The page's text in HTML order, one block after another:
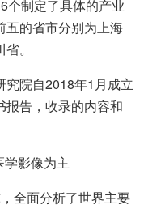
个制定了具体的产业
五的省市分别为上海
。
究院自2018年1月成立
报告，收录的内容和
影像为主
全面分析了世界主要